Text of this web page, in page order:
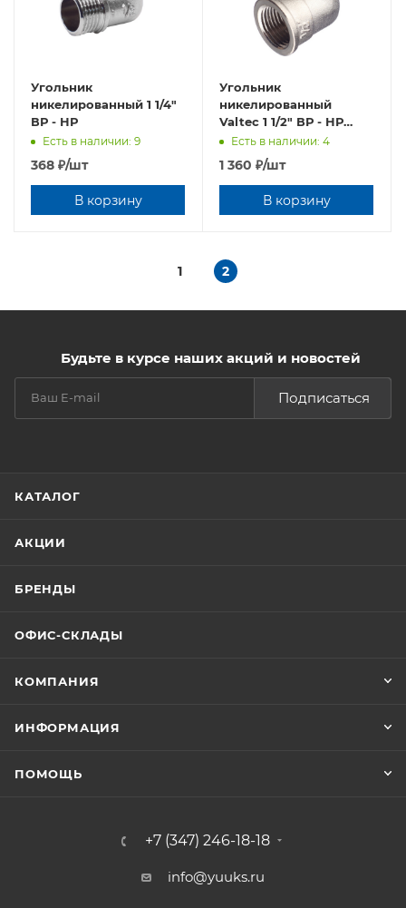
Угольник
никелированный 1 1/4"
ВР - НР
Есть в наличии: 9
368 ₽/шт
В корзину
Угольник
никелированный
Valtec 1 1/2" ВР - НР
VTr.092.N.0008
Есть в наличии: 4
1 360 ₽/шт
В корзину
1 2
Будьте в курсе наших акций и новостей
Подписаться
КАТАЛОГ
АКЦИИ
БРЕНДЫ
ОФИС-СКЛАДЫ
КОМПАНИЯ
ИНФОРМАЦИЯ
ПОМОЩЬ
+7 (347) 246-18-18
info@yuuks.ru